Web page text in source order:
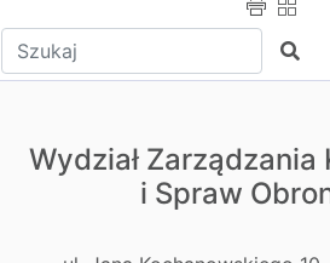
Wpisz tekst do wyszukania Szukaj
Wydział
i Spraw